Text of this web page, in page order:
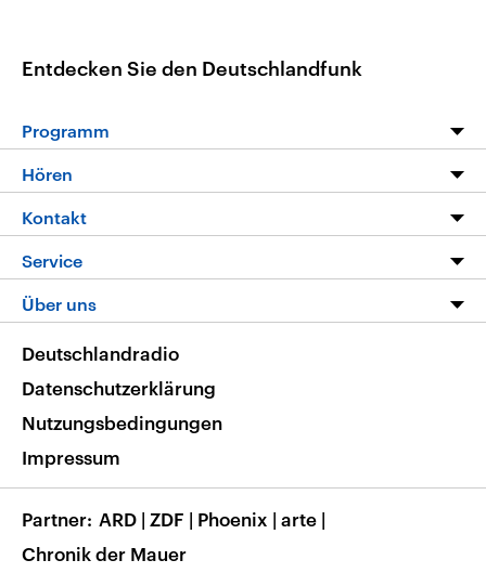
Entdecken Sie den Deutschlandfunk
Programm
Programm
Die Nachrichten
Nachrichtenleicht
Neue Beiträge auf dlf.de
Hören
Livestream
Podcasts
Deutschlandfunk App
Nachrichten App
Frequenzen
Kontakt
Hörerservice
Service
FAQ
Veranstaltungen
Musikliste
RSS
Über uns
Barrierefreiheit
Deutschlandradio
Datenschutzerklärung
Nutzungsbedingungen
Impressum
Partner ARD | ZDF | Phoenix | arte |
Chronik der Mauer